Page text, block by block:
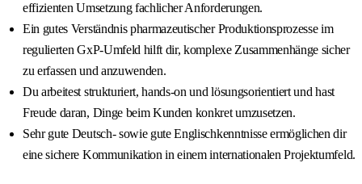
effizienten Umsetzung fachlicher Anforderungen.
Ein gutes Verständnis pharmazeutischer Produktionsprozesse im
regulierten GxP-Umfeld hilft dir, komplexe Zusammenhänge sicher
zu erfassen und anzuwenden.
Du arbeitest strukturiert, hands-on und lösungsorientiert und hast
Freude daran, Dinge beim Kunden konkret umzusetzen.
Sehr gute Deutsch- sowie gute Englischkenntnisse ermöglichen dir
eine sichere Kommunikation in einem internationalen Projektumfeld.